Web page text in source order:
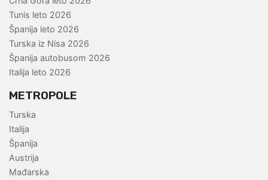
Tunis leto 2026
Španija leto 2026
Turska iz Nisa 2026
Španija autobusom 2026
Italija leto 2026
METROPOLE
Turska
Italija
Španija
Austrija
Mađarska